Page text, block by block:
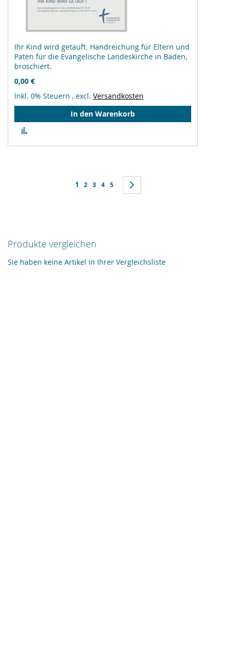
Ihr Kind wird getauft. Handreichung für Eltern und
Paten für die Evangelische Landeskirche in Baden,
broschiert.
0,00 €
Inkl. 0% Steuern , excl. Versandkosten
In den Warenkorb
hinzufügen
Sie lesen gerade Seite
1 Seite
2 Seite
3 Seite
4 Seite
5
Produkte vergleichen
Sie haben keine Artikel in Ihrer Vergleichsliste